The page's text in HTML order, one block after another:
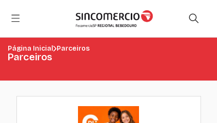
Página Inicial Parceiros
Parceiros